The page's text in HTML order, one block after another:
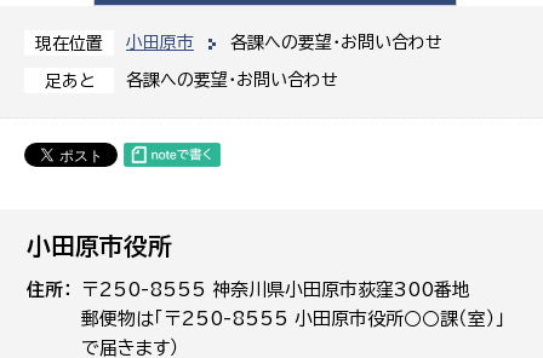
現在位置 小田原市 各課への要望・お問い合わせ
足あと 各課への要望・お問い合わせ
小田原市役所
住所
〒250-8555 神奈川県小田原市荻窪300番地
郵便物は「〒250-8555 小田原市役所○○課（室）」
で届きます）